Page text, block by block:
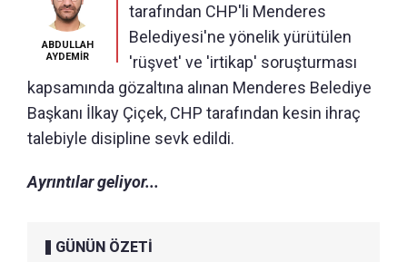
ABDULLAH
AYDEMİR
tarafından CHP'li Menderes
Belediyesi'ne yönelik yürütülen
'rüşvet' ve 'irtikap' soruşturması
kapsamında gözaltına alınan Menderes Belediye
Başkanı İlkay Çiçek, CHP tarafından kesin ihraç
talebiyle disipline sevk edildi.
Ayrıntılar geliyor...
GÜNÜN ÖZETİ